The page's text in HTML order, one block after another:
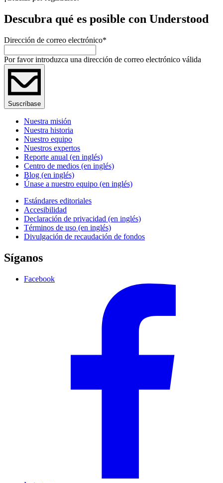
Descubra qué es posible con Understood
Dirección de correo electrónico*
Por favor introduzca una dirección de correo electrónico válida
Suscríbase
Nuestra misión
Nuestra historia
Nuestro equipo
Nuestros expertos
Reporte anual (en inglés)
Centro de medios (en inglés)
Blog (en inglés)
Únase a nuestro equipo (en inglés)
Estándares editoriales
Accesibilidad
Declaración de privacidad (en inglés)
Términos de uso (en inglés)
Divulgación de recaudación de fondos
Síganos
Facebook